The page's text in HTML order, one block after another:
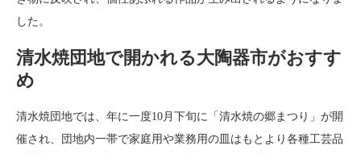
した。
清水焼団地で開かれる大陶器市がおすす
め
清水焼団地では、年に一度10月下旬に「清水焼の郷まつり」が開
催され、団地内一帯で家庭用や業務用の皿はもとより各種工芸品